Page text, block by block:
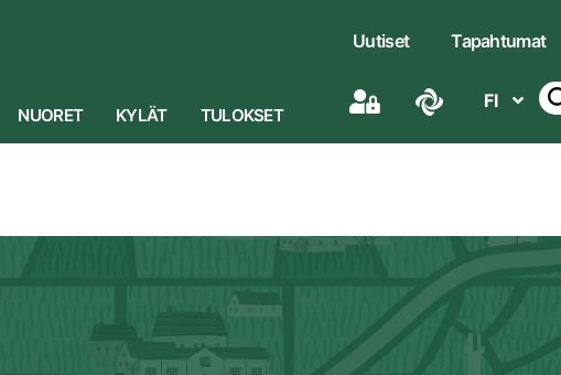
NUORET KYLÄT TULOKSET
Uutiset Tapahtumat
FI